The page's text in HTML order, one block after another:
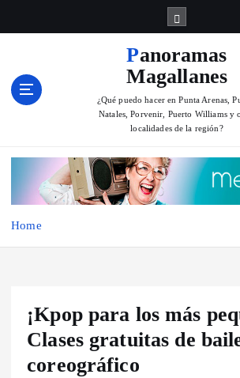
Panoramas
Magallanes
¿Qué puedo hacer en Punta Arenas,
Natales, Porvenir, Puerto Williams y
localidades de la región?
Home
¡Kpop para los más
Clases gratuitas de
coreográfico